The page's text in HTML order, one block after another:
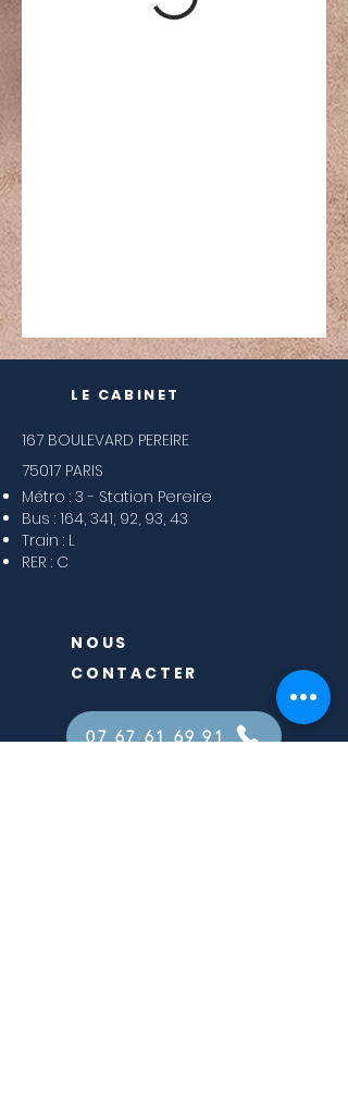
LE CABINET
167 BOULEVARD PEREIRE
75017 PARIS
Métro : 3 - Station Pereire
Bus : 164, 341, 92, 93, 43
Train : L
RER : C
NOUS
CONTACTER
07 67 61 69 91